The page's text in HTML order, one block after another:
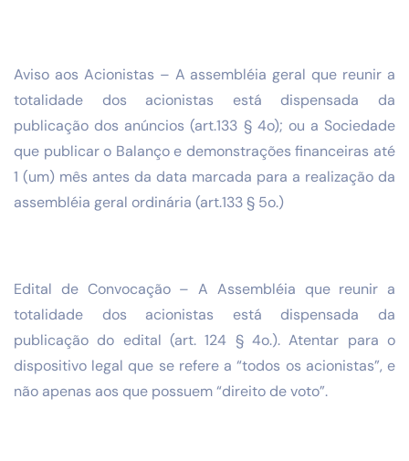
Aviso aos Acionistas – A assembléia geral que reunir a
totalidade dos acionistas está dispensada da
publicação dos anúncios (art.133 § 4o); ou a Sociedade
que publicar o Balanço e demonstrações financeiras até
1 (um) mês antes da data marcada para a realização da
assembléia geral ordinária (art.133 § 5o.)
Edital de Convocação – A Assembléia que reunir a
totalidade dos acionistas está dispensada da
publicação do edital (art. 124 § 4o.). Atentar para o
dispositivo legal que se refere a “todos os acionistas”, e
não apenas aos que possuem “direito de voto”.